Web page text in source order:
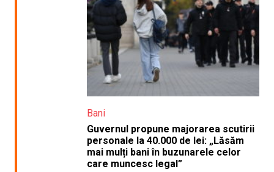
Bani
Guvernul propune majorarea scutirii
personale la 40.000 de lei: „Lăsăm
mai mulți bani în buzunarele celor
care muncesc legal”